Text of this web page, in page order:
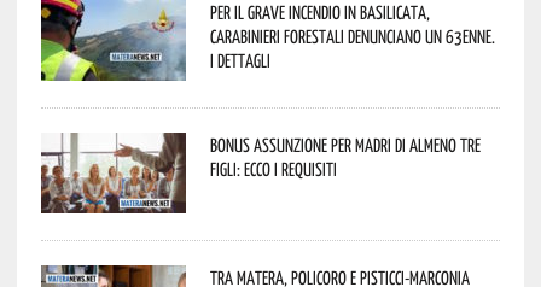
Per il grave incendio in Basilicata,
Carabinieri forestali denunciano un 63enne.
I dettagli
Bonus assunzione per madri di almeno tre
figli: ecco i requisiti
Tra Matera, Policoro e Pisticci-Marconia